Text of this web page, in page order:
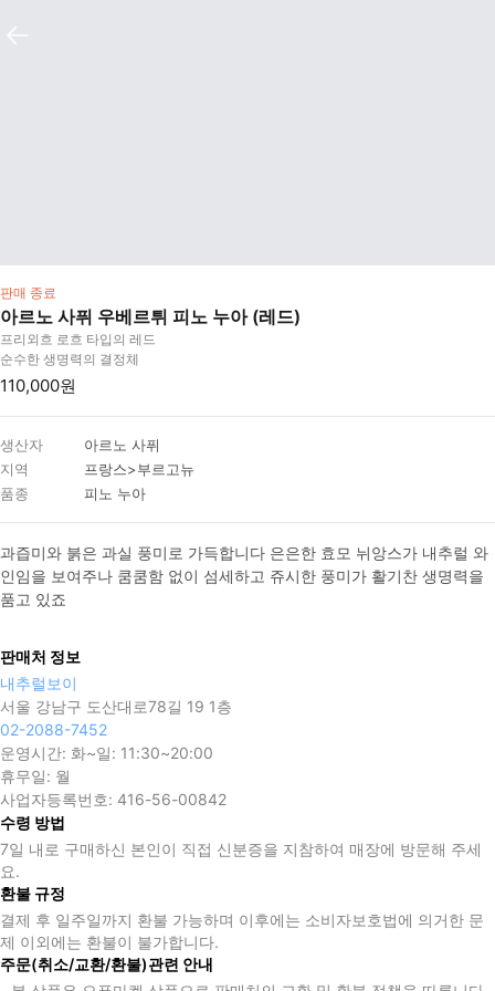
판매 종료
아르노 사퓌 우베르튀 피노 누아 (레드)
프리외흐 로흐 타입의 레드
순수한 생명력의 결정체
110,000원
생산자
아르노 사퓌
지역
프랑스>부르고뉴
품종
피노 누아
과즙미와 붉은 과실 풍미로 가득합니다 은은한 효모 뉘앙스가 내추럴 와
인임을 보여주나 쿰쿰함 없이 섬세하고 쥬시한 풍미가 활기찬 생명력을
품고 있죠
판매처 정보
내추럴보이
서울 강남구 도산대로78길 19 1층
02-2088-7452
운영시간: 화~일: 11:30~20:00
휴무일: 월
사업자등록번호: 416-56-00842
수령 방법
7일 내로 구매하신 본인이 직접 신분증을 지참하여 매장에 방문해 주세
요.
환불 규정
결제 후 일주일까지 환불 가능하며 이후에는 소비자보호법에 의거한 문
제 이외에는 환불이 불가합니다.
주문(취소/교환/환불)관련 안내